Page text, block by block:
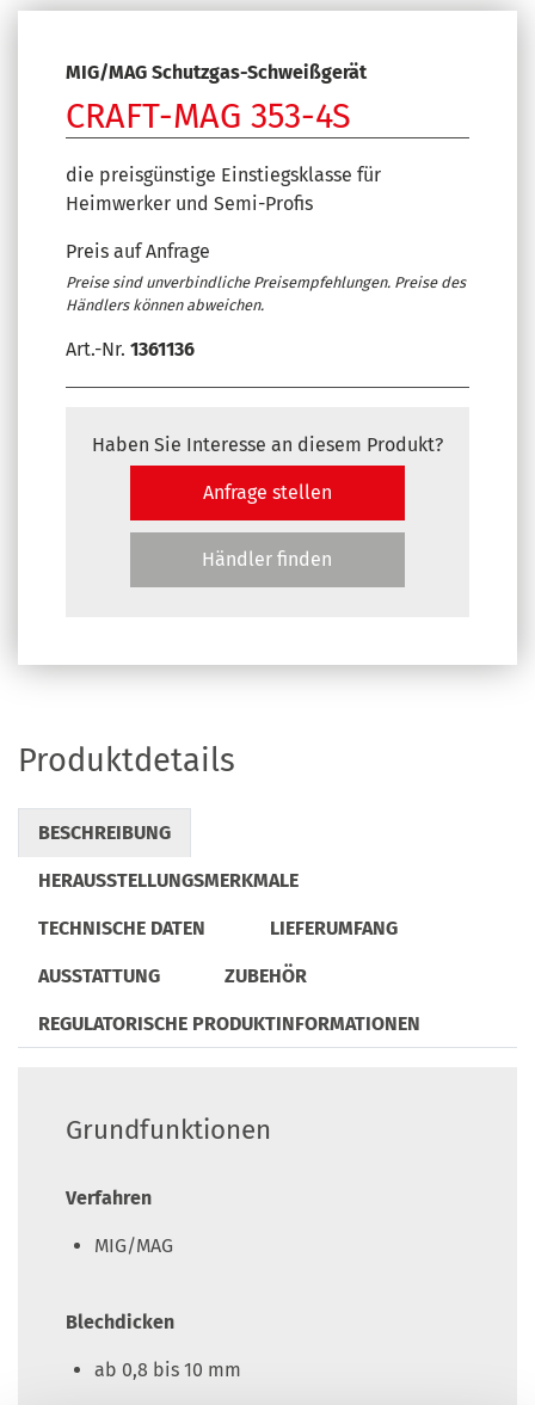
MIG/MAG Schutzgas-Schweißgerät
CRAFT-MAG 353-4S
die preisgünstige Einstiegsklasse für
Heimwerker und Semi-Profis
Preis auf Anfrage
Preise sind unverbindliche Preisempfehlungen. Preise des
Händlers können abweichen.
Art.-Nr. 1361136
Haben Sie Interesse an diesem Produkt?
Anfrage stellen
Händler finden
Produktdetails
BESCHREIBUNG
HERAUSSTELLUNGSMERKMALE
TECHNISCHE DATEN LIEFERUMFANG
AUSSTATTUNG ZUBEHÖR
REGULATORISCHE PRODUKTINFORMATIONEN
Grundfunktionen
Verfahren
MIG/MAG
Blechdicken
ab 0,8 bis 10 mm